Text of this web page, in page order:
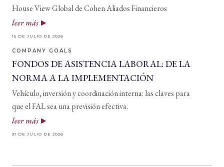
House View Global de Cohen Aliados Financieros
leer más
15 DE JULIO DE 2026
COMPANY GOALS
FONDOS DE ASISTENCIA LABORAL: DE LA
NORMA A LA IMPLEMENTACIÓN
Vehículo, inversión y coordinación interna: las claves para
que el FAL sea una previsión efectiva.
leer más
31 DE JULIO DE 2026